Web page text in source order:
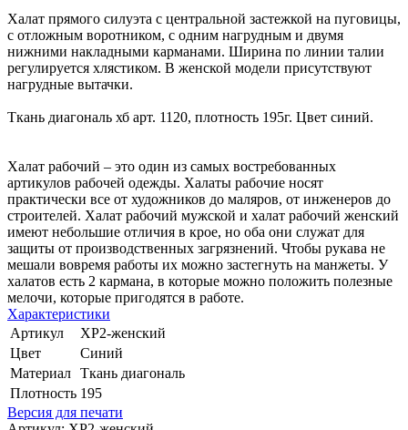
Халат прямого силуэта с центральной застежкой на пуговицы,
с отложным воротником, с одним нагрудным и двумя
нижними накладными карманами. Ширина по линии талии
регулируется хлястиком. В женской модели присутствуют
нагрудные вытачки.
Ткань диагональ хб арт. 1120, плотность 195г. Цвет синий.
Халат рабочий – это один из самых востребованных
артикулов рабочей одежды. Халаты рабочие носят
практически все от художников до маляров, от инженеров до
строителей. Халат рабочий мужской и халат рабочий женский
имеют небольшие отличия в крое, но оба они служат для
защиты от производственных загрязнений. Чтобы рукава не
мешали вовремя работы их можно застегнуть на манжеты. У
халатов есть 2 кармана, в которые можно положить полезные
мелочи, которые пригодятся в работе.
Характеристики
Артикул
ХР2-женский
Цвет
Синий
Материал Ткань диагональ
Плотность 195
Версия для печати